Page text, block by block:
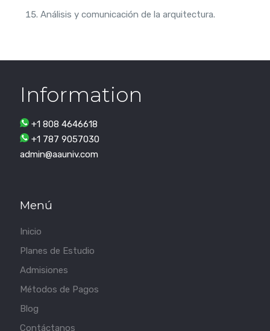
Análisis y comunicación de la arquitectura.
Information
+1 808 4646618
+1 787 9057030
admin@aauniv.com
Menú
Inicio
Planes de Estudio
Admisiones
Métodos de Pagos
Blog
Contáctanos